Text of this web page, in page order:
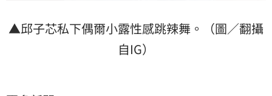
▲邱子芯私下偶爾小露性感跳辣舞。（圖／翻攝
自IG）